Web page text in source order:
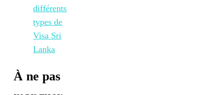
différents
types de
Visa Sri
Lanka
À ne pas